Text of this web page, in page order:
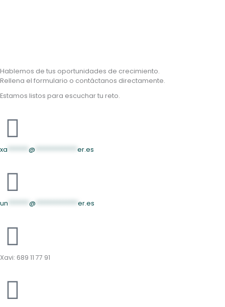
Hablemos de tus oportunidades de crecimiento.
Rellena el formulario o contáctanos directamente.
Estamos listos para escuchar tu reto.
xa @ er.es
un @ er.es
Xavi: 689 11 77 91